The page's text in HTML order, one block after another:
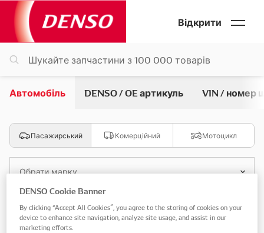
Відкрити
Автомобіль DENSO / OE артикуль VIN / номер
Пасажирський Комерційний Мотоцикл
Обрати марку
Обрати модель
DENSO Cookie Banner
By clicking “Accept All Cookies”, you agree to the storing of cookies on your
device to enhance site navigation, analyze site usage, and assist in our
marketing efforts.